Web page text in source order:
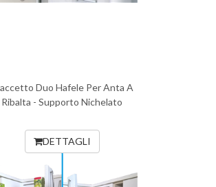
Duo Hafele Per Anta A
Ribalta - Supporto Nichelato
DETTAGLI